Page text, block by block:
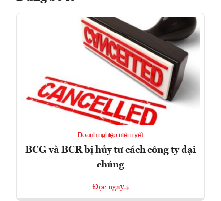
Doanh nghiệp niêm yết
BCG và BCR bị hủy tư cách công ty đại
chúng
Đọc ngay